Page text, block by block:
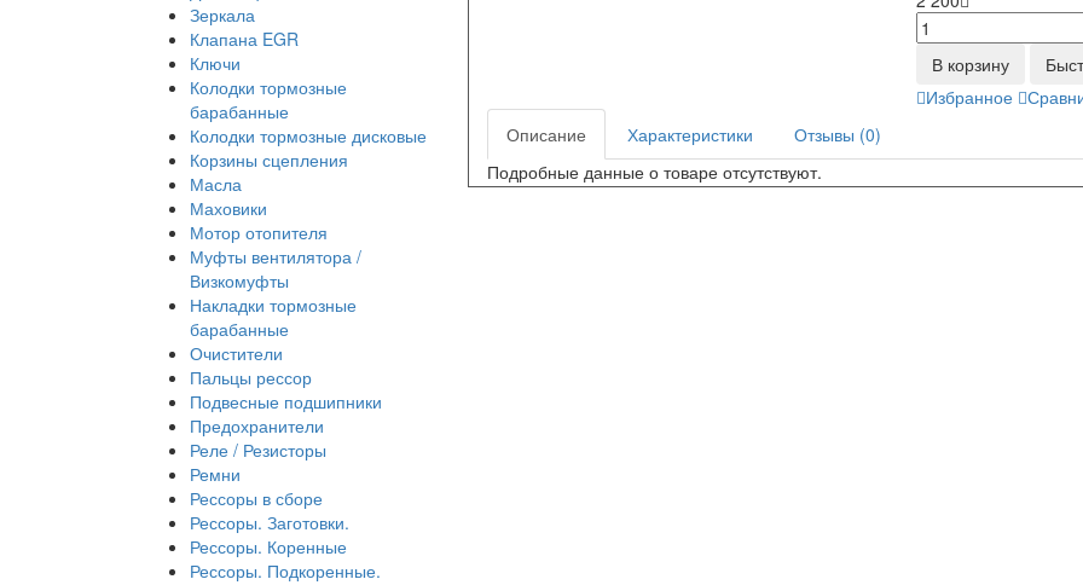
Зеркала
Клапана EGR
Ключи
Колодки тормозные
барабанные
Колодки тормозные дисковые
Корзины сцепления
Масла
Маховики
Мотор отопителя
Муфты вентилятора /
Визкомуфты
Накладки тормозные
барабанные
Очистители
Пальцы рессор
Подвесные подшипники
Предохранители
Реле / Резисторы
Ремни
Рессоры в сборе
Рессоры. Заготовки.
Рессоры. Коренные
Рессоры. Подкоренные.
В корзину
Избранное
Описание
Характеристики
Отзывы (0)
Подробные данные о товаре отсутствуют.